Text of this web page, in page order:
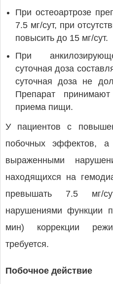
При остеоартрозе
7.5 мг/сут, при
повысить до 15 мг/сут.
При
суточная доза
суточная доза не
Препарат
приема пищи.
У пациентов с
побочных эффектов,
выраженными
находящихся на
превышать 7.5 мг/
нарушениями функции
мин) коррекции
требуется.
Побочное действие